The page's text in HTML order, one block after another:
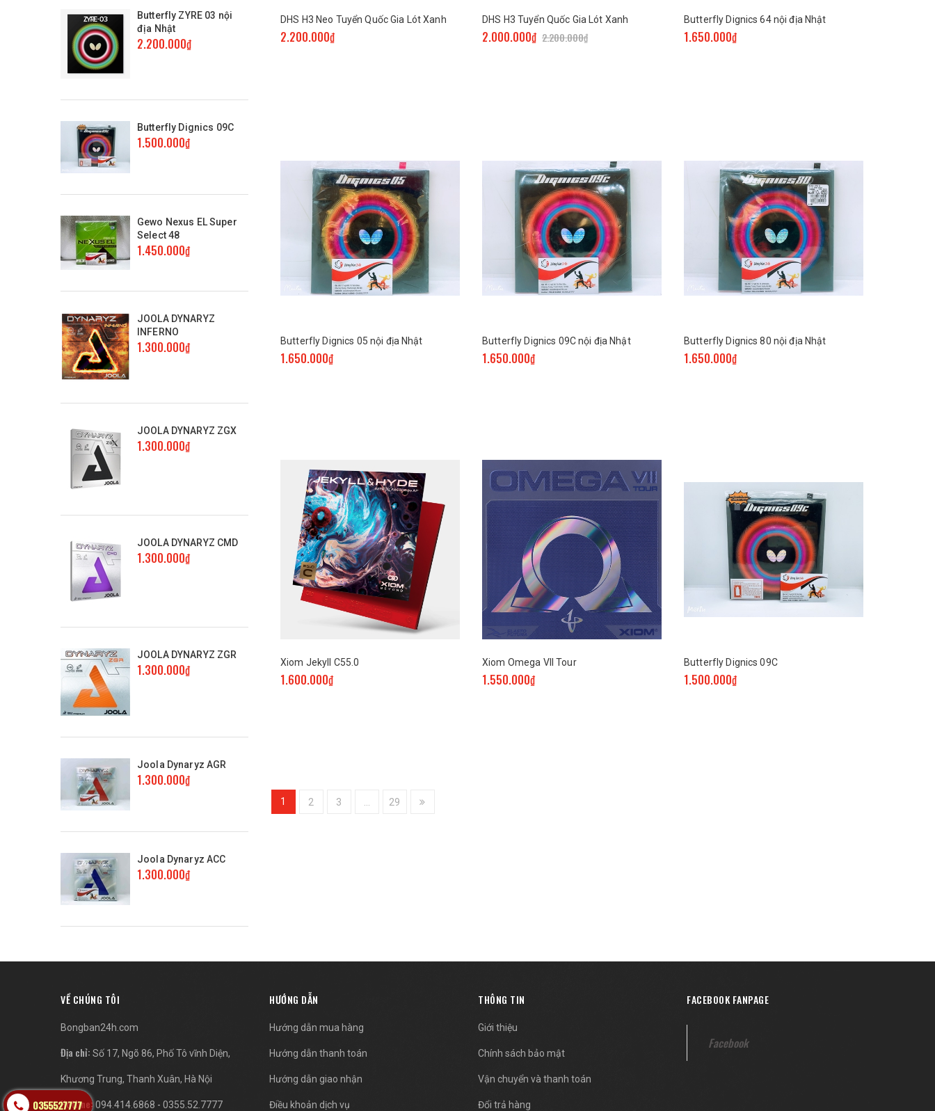
DHS H3 Neo Tuyển Quốc Gia Lót Xanh
2.200.000₫
DHS H3 Tuyển Quốc Gia Lót Xanh
2.000.000₫ 2.200.000₫
Butterfly Dignics 64 nội địa Nhật
1.650.000₫
Butterfly Dignics 05 nội địa Nhật
1.650.000₫
Butterfly Dignics 09C nội địa Nhật
1.650.000₫
Butterfly Dignics 80 nội địa Nhật
1.650.000₫
Xiom Jekyll C55.0
1.600.000₫
Xiom Omega VII Tour
1.550.000₫
Butterfly Dignics 09C
1.500.000₫
1 2 3 29
Yasaka
DHS
Mizuno
Xiom
Tibhar
Dawei
Double fish
Danwei
Victas
Reactor
Sanwei
Donic
Stiga
Gofes
TSP
Andro
Butterfly
Butterfly ZYRE 03 nội
địa Nhật
2.200.000₫
Butterfly Dignics 09C
1.500.000₫
Gewo Nexus EL Super
Select 48
1.450.000₫
JOOLA DYNARYZ
INFERNO
1.300.000₫
JOOLA DYNARYZ ZGX
1.300.000₫
JOOLA DYNARYZ CMD
1.300.000₫
JOOLA DYNARYZ ZGR
1.300.000₫
Joola Dynaryz AGR
1.300.000₫
Joola Dynaryz ACC
1.300.000₫
VỀ CHÚNG TÔI
Bongban24h.com
Địa chỉ: Số 17, Ngõ 86, Phố Tô vĩnh Diện,
Khương Trung, Thanh Xuân, Hà Nội
Hotline:094.414.6868 - 0355.52.7777
HƯỚNG DẪN
Hướng dẫn mua hàng
Hướng dẫn thanh toán
Hướng dẫn giao nhận
Điều khoản dịch vụ
THÔNG TIN
Giới thiệu
Chính sách bảo mật
Vận chuyển và thanh toán
Đổi trả hàng
FACEBOOK FANPAGE
Facebook
0355527777